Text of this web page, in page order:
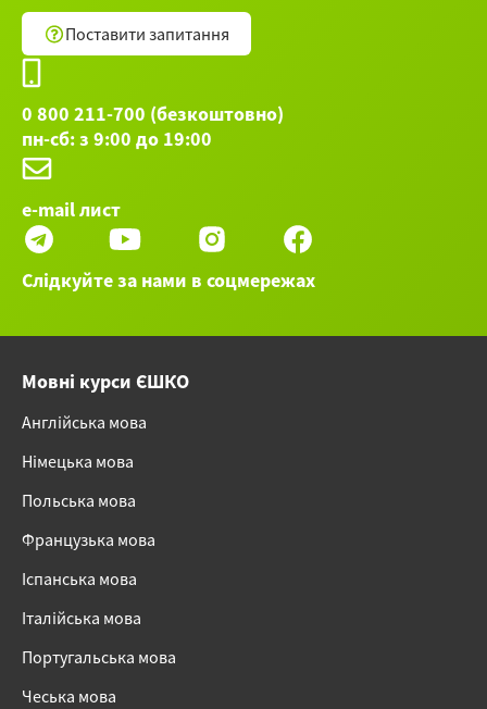
Поставити запитання
0 800 211-700 (безкоштовно)
пн-сб: з 9:00 до 19:00
e-mail лист
Слідкуйте за нами в соцмережах
Мовні курси ЄШКО
Англійська мова
Німецька мова
Польська мова
Французька мова
Іспанська мова
Італійська мова
Португальська мова
Чеська мова